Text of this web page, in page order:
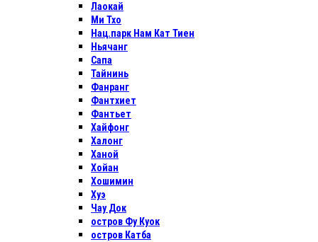
Лаокай
Ми Тхо
Нац.парк Нам Кат Тиен
Ньячанг
Сапа
Тайнинь
Фанранг
Фантхиет
Фантьет
Хайфонг
Халонг
Ханой
Хойан
Хошимин
Хуэ
Чау Док
остров Фу Куок
остров Катба